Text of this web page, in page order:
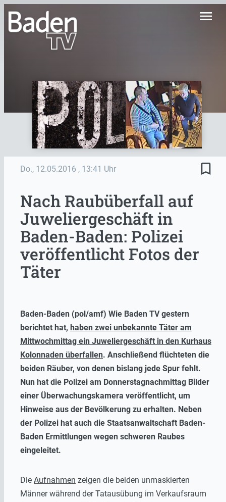
menu
Do., 12.05.2016 , 13:41 Uhr bookmark_border
Nach Raubüberfall auf
Juweliergeschäft in
Baden-Baden: Polizei
veröffentlicht Fotos der
Täter
Baden-Baden (pol/amf) Wie Baden TV gestern
berichtet hat, haben zwei unbekannte Täter am
Mittwochmittag ein Juweliergeschäft in den Kurhaus
Kolonnaden überfallen. Anschließend flüchteten die
beiden Räuber, von denen bislang jede Spur fehlt.
Nun hat die Polizei am Donnerstagnachmittag Bilder
einer Überwachungskamera veröffentlicht, um
Hinweise aus der Bevölkerung zu erhalten. Neben
der Polizei hat auch die Staatsanwaltschaft Baden-
Baden Ermittlungen wegen schweren Raubes
eingeleitet.
Die Aufnahmen zeigen die beiden unmaskierten
Männer während der Tatausübung im Verkaufsraum